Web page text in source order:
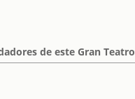
de este Gran Teatro